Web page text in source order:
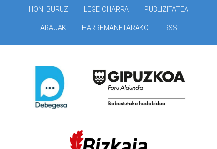
HONI BURUZ LEGE OHARRA PUBLIZITATEA
ARAUAK HARREMANETARAKO RSS